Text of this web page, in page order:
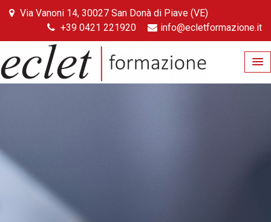
Skip
Via Vanoni 14, 30027 San Donà di Piave (VE)
+39 0421 221920
info@ecletformazione.it